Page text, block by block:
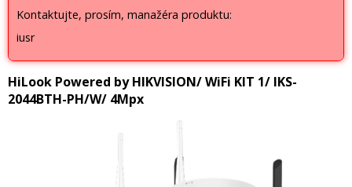
Kontaktujte, prosím, manažéra produktu:
iusr
HiLook Powered by HIKVISION/ WiFi KIT 1/ IKS-
2044BTH-PH/W/ 4Mpx